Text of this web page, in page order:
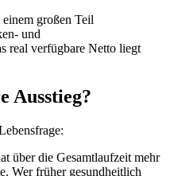
großen Teil
und
real verfügbare Netto liegt
Ausstieg?
über die Gesamtlaufzeit mehr
Wer früher gesundheitlich